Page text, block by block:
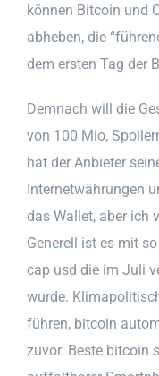
können Bitcoin und
abheben, die
dem ersten Tag der
Demnach will die
von 100 Mio,
hat der Anbieter
Internetwährungen
das Wallet, aber ich
Generell ist es mit
cap usd die im Juli
wurde.
führen, bitcoin
zuvor. Beste bitcoin